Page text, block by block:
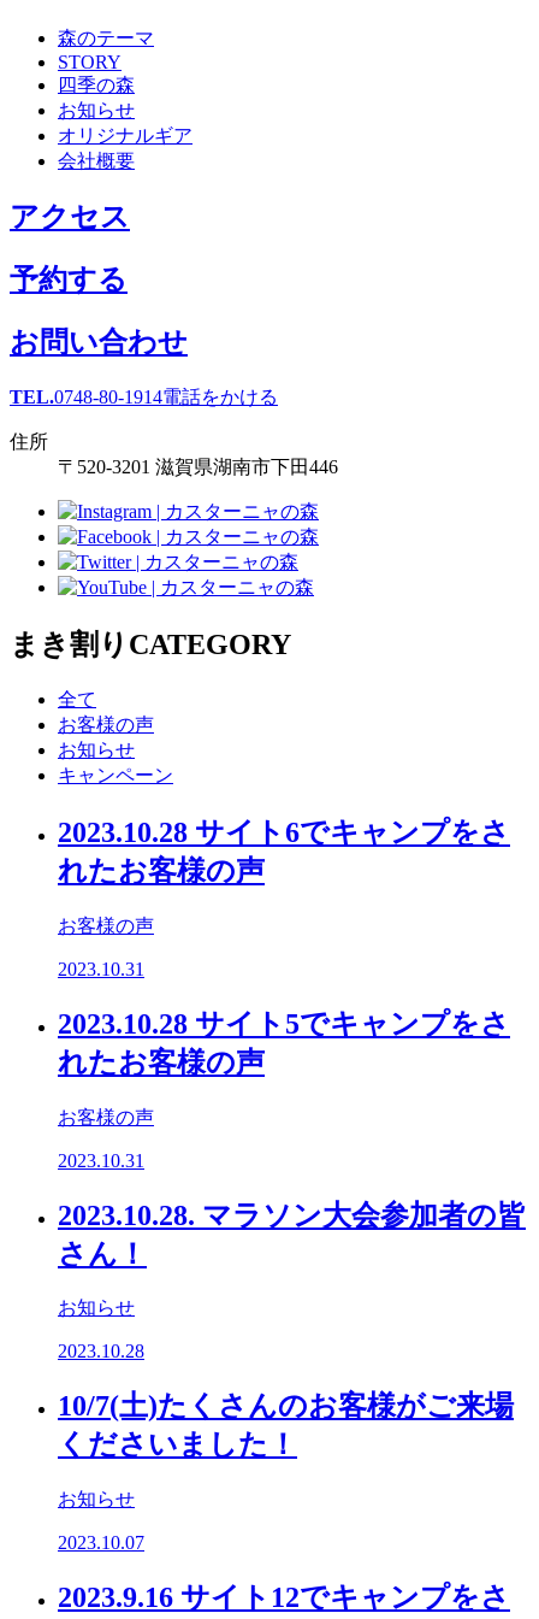
森のテーマ
STORY
四季の森
お知らせ
オリジナルギア
会社概要
アクセス
予約する
お問い合わせ
TEL.0748-80-1914電話をかける
住所
〒520-3201 滋賀県湖南市下田446
まき割り CATEGORY
全て
お客様の声
お知らせ
キャンペーン
2023.10.28 サイト6でキャンプをさ
れたお客様の声
お客様の声
2023.10.31
2023.10.28 サイト5でキャンプをさ
れたお客様の声
お客様の声
2023.10.31
2023.10.28. マラソン大会参加者の皆
さん！
お知らせ
2023.10.28
10/7(土)たくさんのお客様がご来場
くださいました！
お知らせ
2023.10.07
2023.9.16 サイト12でキャンプをさ